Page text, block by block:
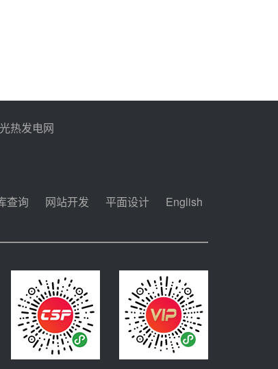
化：光热规模化助力构建
350MW光热大基地建设
08-04 09:54
甘肃建投安装公司赴京洽
谈，深化瓜州、博州光热
项目战略合作
08-04 09:27
新型电力系统建设“十五
五”规划印发！明确推动
光热发电规模化发展
热发电网
查询 网站开发 平面设计 English